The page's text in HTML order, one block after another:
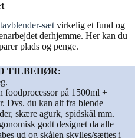
sæt virkelig et fund og
derhjemme. Her kan du
plads og penge.
TILBEHØR:
foodprocessor på 1500ml +
Dvs. du kan alt fra blende
skære agurk, spidskål mm.
godt designet da alle
ud og skålen skylles/sættes i